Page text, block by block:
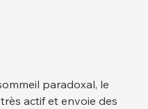
paradoxal, le
actif et envoie des